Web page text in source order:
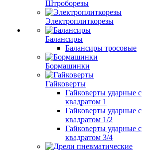
Штроборезы
Электроплиткорезы
Балансиры
Балансиры тросовые
Бормашинки
Гайковерты
Гайковерты ударные с
квадратом 1
Гайковерты ударные с
квадратом 1/2
Гайковерты ударные с
квадратом 3/4